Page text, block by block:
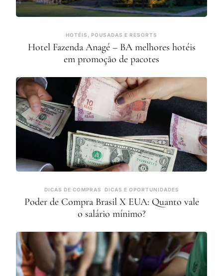
HOTÉIS, POUSADAS E RESORTS
Hotel Fazenda Anagé – BA melhores hotéis
em promoção de pacotes
DICAS DE COMPRAS DICAS E OPORTUNIDADES
Poder de Compra Brasil X EUA: Quanto vale
o salário mínimo?